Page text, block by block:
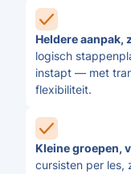
Heldere aanpak,
logisch
instapt — met
flexibiliteit.
Kleine groepen,
cursisten per les,